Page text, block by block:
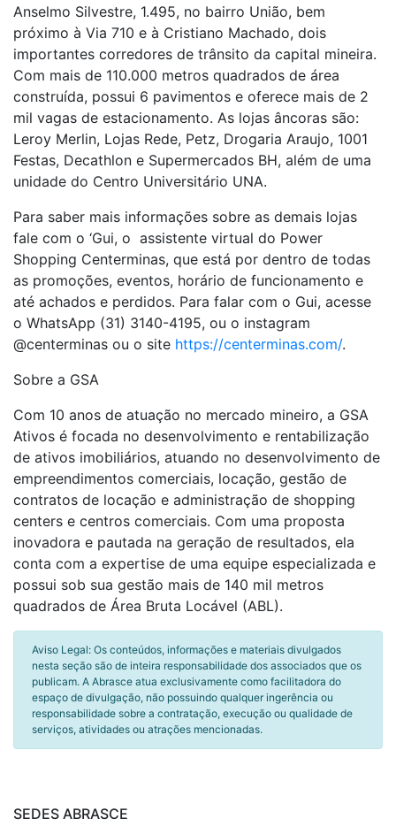
Anselmo Silvestre, 1.495, no bairro União, bem
próximo à Via 710 e à Cristiano Machado, dois
importantes corredores de trânsito da capital mineira.
Com mais de 110.000 metros quadrados de área
construída, possui 6 pavimentos e oferece mais de 2
mil vagas de estacionamento. As lojas âncoras são:
Leroy Merlin, Lojas Rede, Petz, Drogaria Araujo, 1001
Festas, Decathlon e Supermercados BH, além de uma
unidade do Centro Universitário UNA.
Para saber mais informações sobre as demais lojas
fale com o ‘Gui, o assistente virtual do Power
Shopping Centerminas, que está por dentro de todas
as promoções, eventos, horário de funcionamento e
até achados e perdidos. Para falar com o Gui, acesse
o WhatsApp (31) 3140-4195, ou o instagram
@centerminas ou o site https://centerminas.com/.
Sobre a GSA
Com 10 anos de atuação no mercado mineiro, a GSA
Ativos é focada no desenvolvimento e rentabilização
de ativos imobiliários, atuando no desenvolvimento de
empreendimentos comerciais, locação, gestão de
contratos de locação e administração de shopping
centers e centros comerciais. Com uma proposta
inovadora e pautada na geração de resultados, ela
conta com a expertise de uma equipe especializada e
possui sob sua gestão mais de 140 mil metros
quadrados de Área Bruta Locável (ABL).
Aviso Legal: Os conteúdos, informações e materiais divulgados
nesta seção são de inteira responsabilidade dos associados que os
publicam. A Abrasce atua exclusivamente como facilitadora do
espaço de divulgação, não possuindo qualquer ingerência ou
responsabilidade sobre a contratação, execução ou qualidade de
serviços, atividades ou atrações mencionadas.
SEDES ABRASCE